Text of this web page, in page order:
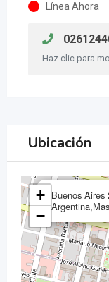
Línea Ahora
Haz clic para
Ubicación
Buenos Aires
+
−